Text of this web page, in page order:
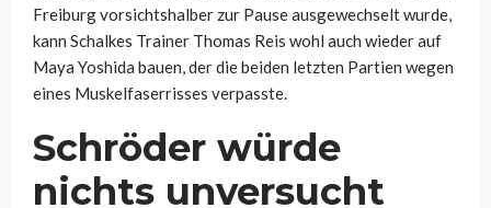
Freiburg vorsichtshalber zur Pause ausgewechselt wurde,
kann Schalkes Trainer Thomas Reis wohl auch wieder auf
Maya Yoshida bauen, der die beiden letzten Partien wegen
eines Muskelfaserrisses verpasste.
Schröder würde
nichts unversucht